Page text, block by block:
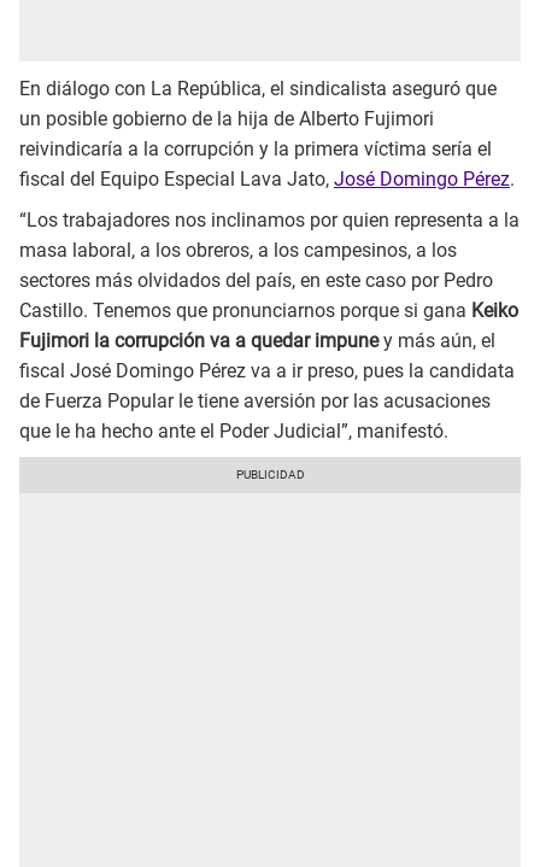
En diálogo con La República, el sindicalista aseguró que
un posible gobierno de la hija de Alberto Fujimori
reivindicaría a la corrupción y la primera víctima sería el
fiscal del Equipo Especial Lava Jato, José Domingo Pérez.
“Los trabajadores nos inclinamos por quien representa a la
masa laboral, a los obreros, a los campesinos, a los
sectores más olvidados del país, en este caso por Pedro
Castillo. Tenemos que pronunciarnos porque si gana Keiko
Fujimori la corrupción va a quedar impuney más aún, el
fiscal José Domingo Pérez va a ir preso, pues la candidata
de Fuerza Popular le tiene aversión por las acusaciones
que le ha hecho ante el Poder Judicial”, manifestó.